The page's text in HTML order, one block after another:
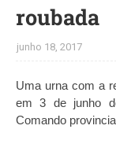
roubada
junho 18, 2017
Uma urna com a
em 3 de junho
Comando